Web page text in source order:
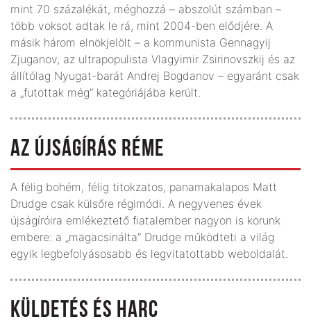
mint 70 százalékát, méghozzá – abszolút számban –
több voksot adtak le rá, mint 2004-ben elődjére. A
másik három elnökjelölt – a kommunista Gennagyij
Zjuganov, az ultrapopulista Vlagyimir Zsirinovszkij és az
állítólag Nyugat-barát Andrej Bogdanov – egyaránt csak
a „futottak még” kategóriájába került.
AZ ÚJSÁGÍRÁS RÉME
A félig bohém, félig titokzatos, panamakalapos Matt
Drudge csak külsőre régimódi. A negyvenes évek
újságíróira emlékeztető fiatalember nagyon is korunk
embere: a „magacsinálta” Drudge működteti a világ
egyik legbefolyásosabb és legvitatottabb weboldalát.
KÜLDETÉS ÉS HARC